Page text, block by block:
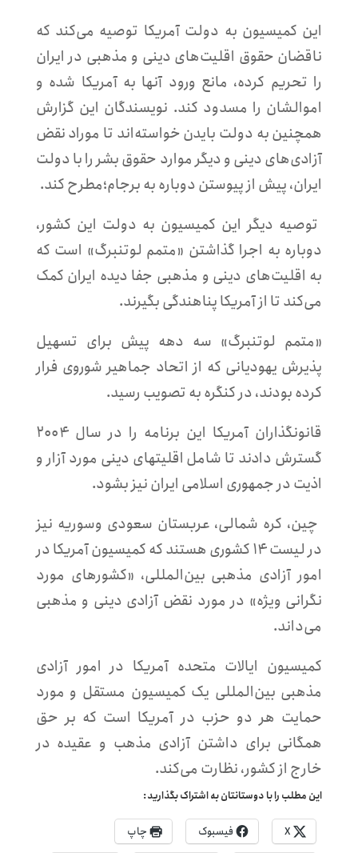
این کمیسیون به دولت آمریکا توصیه می‌کند که
ناقضان حقوق اقلیت‌های دینی و مذهبی در ایران
را تحریم کرده، مانع ورود آنها به آمریکا شده و
اموالشان را مسدود کند. نویسندگان این گزارش
همچنین به دولت بایدن خواسته‌اند تا موراد نقض
آزادی‌های دینی و دیگر موارد حقوق بشر را با دولت
ایران، پیش از پیوستن دوباره به برجام؛مطرح کند.
توصیه دیگر این کمیسیون به دولت این کشور،
دوباره به اجرا گذاشتن «متمم لوتنبرگ» است که
به اقلیت‌های دینی و مذهبی جفا دیده ایران کمک
می‌کند تا از آمریکا پناهندگی بگیرند.
«متمم لوتنبرگ» سه دهه پیش برای تسهیل
پذیرش یهودیانی که از اتحاد جماهیر شوروی فرار
کرده بودند، در کنگره به تصویب رسید.
قانونگذاران آمریکا این برنامه را در سال ۲۰۰۴
گسترش دادند تا شامل اقلیتهای دینی مورد آزار و
اذیت در جمهوری اسلامی ایران نیز بشود.
چین، کره شمالی، عربستان سعودی وسوریه نیز
در لیست ۱۴ کشوری هستند که کمیسیون آمریکا در
امور آزادی مذهبی بین‌المللی، «کشورهای مورد
نگرانی ویژه» در مورد نقض آزادی دینی و مذهبی
می‌داند.
کمیسیون ایالات متحده آمریکا در امور آزادی
مذهبی بین‌المللی یک کمیسیون مستقل و مورد
حمایت هر دو حزب در آمریکا است که بر حق
همگانی برای داشتن آزادی مذهب و عقیده در
خارج از کشور، نظارت می‌کند.
این مطلب را با دوستانتان به اشتراک بگذارید:
X فیسبوک
چاپ